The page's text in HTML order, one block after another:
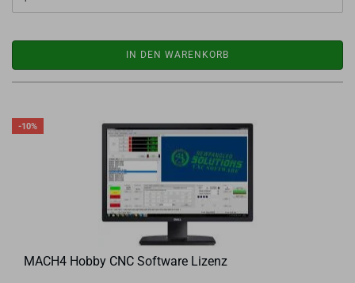
IN DEN WARENKORB
-10%
MACH4 Hobby CNC Soft­ware Li­zenz